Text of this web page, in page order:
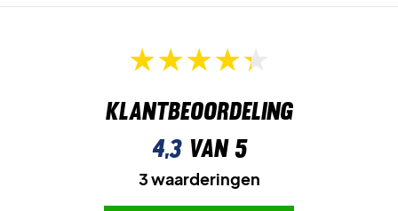
Klantbeoordeling
4,3van 5
3 waarderingen